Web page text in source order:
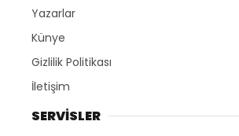
Yazarlar
Künye
Gizlilik Politikası
İletişim
SERVİSLER